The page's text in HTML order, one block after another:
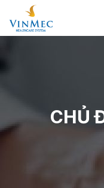
CHỦ